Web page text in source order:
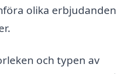
olika erbjudanden
och typen av